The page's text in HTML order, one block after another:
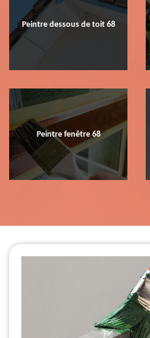
Peintre dessous de toit 68
Peintre fenêtre 68